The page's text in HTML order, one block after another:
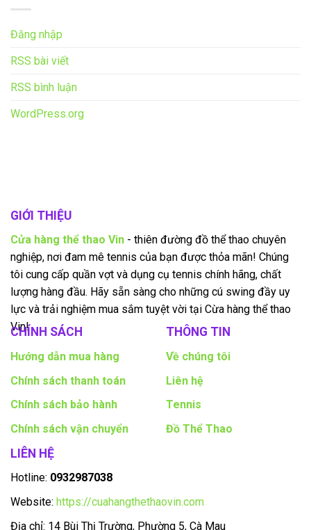
Đăng nhập
RSS bài viết
RSS bình luận
WordPress.org
GIỚI THIỆU
Cửa hàng thể thao Vin - thiên đường đồ thể thao chuyên
nghiệp, nơi đam mê tennis của bạn được thỏa mãn! Chúng
tôi cung cấp quần vợt và dụng cụ tennis chính hãng, chất
lượng hàng đầu. Hãy sẵn sàng cho những cú swing đầy uy
lực và trải nghiệm mua sắm tuyệt vời tại Cừa hàng thể thao
Vin!
CHÍNH SÁCH
Hướng dẫn mua hàng
Chính sách thanh toán
Chính sách bảo hành
Chính sách vận chuyển
THÔNG TIN
Về chúng tôi
Liên hệ
Tennis
Đồ Thể Thao
LIÊN HỆ
Hotline: 0932987038
Website: https://cuahangthethaovin.com
Địa chỉ: 14 Bùi Thị Trường, Phường 5, Cà Mau